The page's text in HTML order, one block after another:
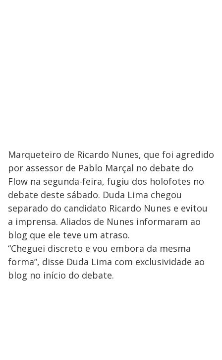
Marqueteiro de Ricardo Nunes, que foi agredido
por assessor de Pablo Marçal no debate do
Flow na segunda-feira, fugiu dos holofotes no
debate deste sábado. Duda Lima chegou
separado do candidato Ricardo Nunes e evitou
a imprensa. Aliados de Nunes informaram ao
blog que ele teve um atraso.
“Cheguei discreto e vou embora da mesma
forma”, disse Duda Lima com exclusividade ao
blog no início do debate.